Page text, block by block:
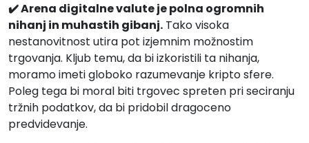
✔️ Arena digitalne valute je polna ogromnih
nihanj in muhastih gibanj. Tako visoka
nestanovitnost utira pot izjemnim možnostim
trgovanja. Kljub temu, da bi izkoristili ta nihanja,
moramo imeti globoko razumevanje kripto sfere.
Poleg tega bi moral biti trgovec spreten pri seciranju
tržnih podatkov, da bi pridobil dragoceno
predvidevanje.